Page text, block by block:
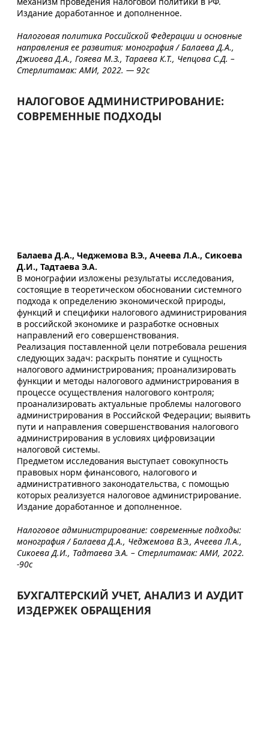
Издание доработанное и дополненное.
Налоговая политика Российской Федерации и основные
направления ее развития: монография / Балаева Д.А.,
Джиоева Д.А., Гояева М.З., Тараева К.Т., Чепцова С.Д. –
Стерлитамак: АМИ, 2022. — 92с
НАЛОГОВОЕ АДМИНИСТРИРОВАНИЕ:
СОВРЕМЕННЫЕ ПОДХОДЫ
Балаева Д.А., Чеджемова В.Э., Ачеева Л.А., Сикоева
Д.И., Тадтаева Э.А.
В монографии изложены результаты исследования,
состоящие в теоретическом обосновании системного
подхода к определению экономической природы,
функций и специфики налогового администрирования
в российской экономике и разработке основных
направлений его совершенствования.
Реализация поставленной цели потребовала решения
следующих задач: раскрыть понятие и сущность
налогового администрирования; проанализировать
функции и методы налогового администрирования в
процессе осуществления налогового контроля;
проанализировать актуальные проблемы налогового
администрирования в Российской Федерации; выявить
пути и направления совершенствования налогового
администрирования в условиях цифровизации
налоговой системы.
Предметом исследования выступает совокупность
правовых норм финансового, налогового и
административного законодательства, с помощью
которых реализуется налоговое администрирование.
Издание доработанное и дополненное.
Налоговое администрирование: современные подходы:
монография / Балаева Д.А., Чеджемова В.Э., Ачеева Л.А.,
Сикоева Д.И., Тадтаева Э.А. – Стерлитамак: АМИ, 2022.
-90с
БУХГАЛТЕРСКИЙ УЧЕТ, АНАЛИЗ И АУДИТ
ИЗДЕРЖЕК ОБРАЩЕНИЯ